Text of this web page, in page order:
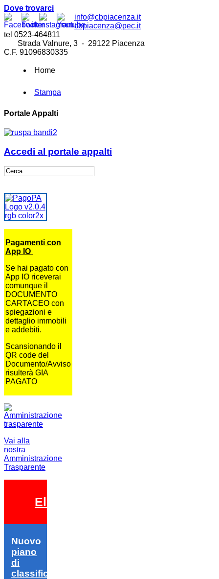
Dove trovarci
info@cbpiacenza.it
cbpiacenza@pec.it
tel 0523-464811
Strada Valnure, 3 - 29122 Piacenza
C.F. 91096830335
Home
Stampa
Portale Appalti
Accedi al portale appalti
Pagamenti con
App IO
Se hai pagato con
App IO riceverai
comunque il
DOCUMENTO
CARTACEO con
spiegazioni e
dettaglio immobili
e addebiti.
Scansionando il
QR code del
Documento/Avviso
risulterà GIA
PAGATO
Vai alla
nostra
Amministrazione
Trasparente
Elezioni 2026
Nuovo
piano
di
classifica